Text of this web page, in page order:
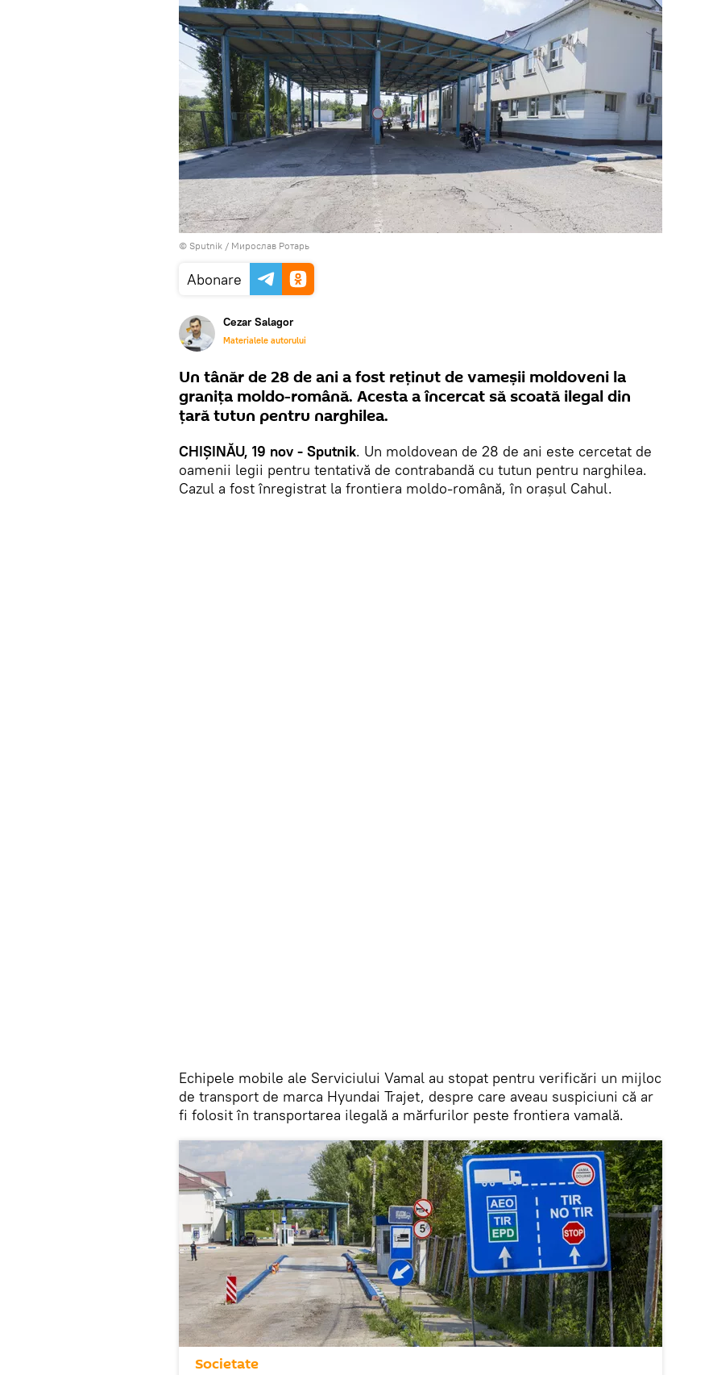
© Sputnik / Мирослав Ротарь
Abonare
Cezar Salagor
Materialele autorului
Un tânăr de 28 de ani a fost reținut de vameșii moldoveni la
granița moldo-română. Acesta a încercat să scoată ilegal din
țară tutun pentru narghilea.
CHIȘINĂU, 19 nov - Sputnik. Un moldovean de 28 de ani este cercetat de
oamenii legii pentru tentativă de contrabandă cu tutun pentru narghilea.
Cazul a fost înregistrat la frontiera moldo-română, în orașul Cahul.
Echipele mobile ale Serviciului Vamal au stopat pentru verificări un mijloc
de transport de marca Hyundai Trajet, despre care aveau suspiciuni că ar
fi folosit în transportarea ilegală a mărfurilor peste frontiera vamală.
Societate